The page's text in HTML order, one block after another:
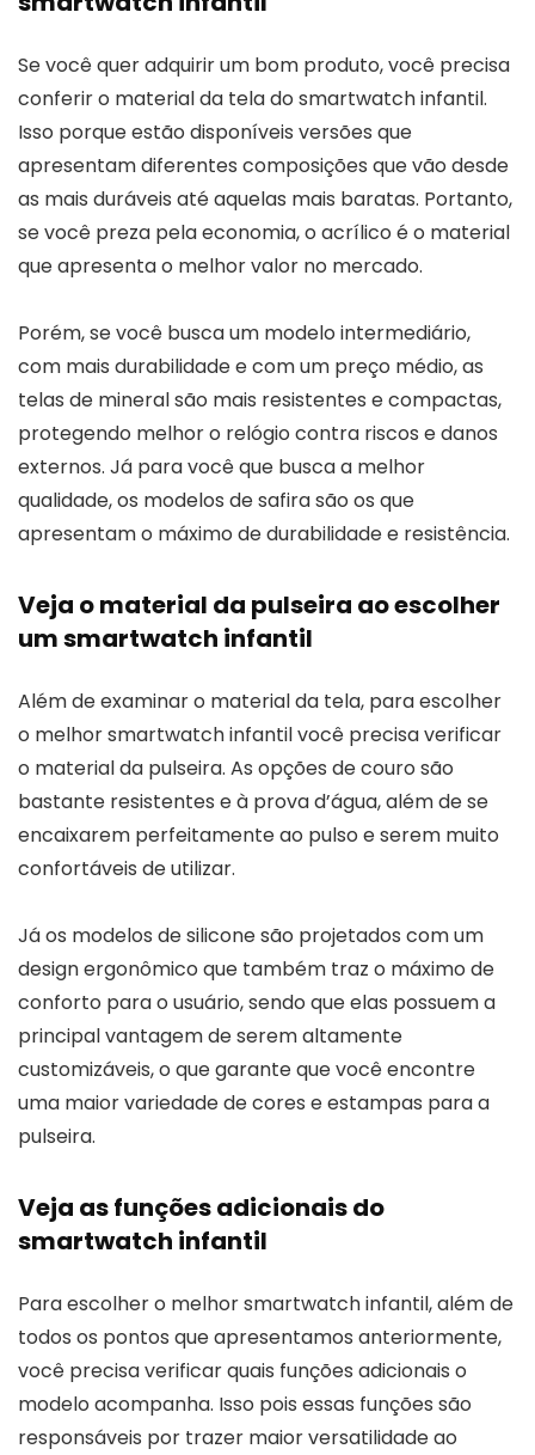
Se você quer adquirir um bom produto, você precisa
conferir o material da tela do smartwatch infantil.
Isso porque estão disponíveis versões que
apresentam diferentes composições que vão desde
as mais duráveis até aquelas mais baratas. Portanto,
se você preza pela economia, o acrílico é o material
que apresenta o melhor valor no mercado.
Porém, se você busca um modelo intermediário,
com mais durabilidade e com um preço médio, as
telas de mineral são mais resistentes e compactas,
protegendo melhor o relógio contra riscos e danos
externos. Já para você que busca a melhor
qualidade, os modelos de safira são os que
apresentam o máximo de durabilidade e resistência.
Veja o material da pulseira ao escolher
um smartwatch infantil
Além de examinar o material da tela, para escolher
o melhor smartwatch infantil você precisa verificar
o material da pulseira. As opções de couro são
bastante resistentes e à prova d’água, além de se
encaixarem perfeitamente ao pulso e serem muito
confortáveis de utilizar.
Já os modelos de silicone são projetados com um
design ergonômico que também traz o máximo de
conforto para o usuário, sendo que elas possuem a
principal vantagem de serem altamente
customizáveis, o que garante que você encontre
uma maior variedade de cores e estampas para a
pulseira.
Veja as funções adicionais do
smartwatch infantil
Para escolher o melhor smartwatch infantil, além de
todos os pontos que apresentamos anteriormente,
você precisa verificar quais funções adicionais o
modelo acompanha. Isso pois essas funções são
responsáveis por trazer maior versatilidade ao